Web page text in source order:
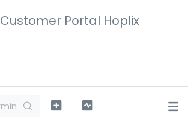
Customer Portal Hoplix